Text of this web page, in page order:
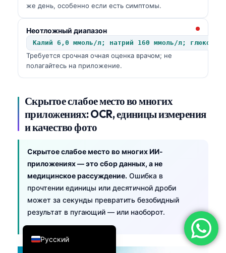
же день, особенно если есть симптомы.
Неотложный диапазон
Калий 6,0 ммоль/л; натрий 160 ммоль/л; глюкоза
Требуется срочная очная оценка врачом; не
полагайтесь на приложение.
Скрытое слабое место во многих
приложениях: OCR, единицы измерения
и качество фото
Скрытое слабое место во многих ИИ-
приложениях — это сбор данных, а не
медицинское рассуждение. Ошибка в
прочтении единицы или десятичной дроби
может за секунды превратить безобидный
результат в пугающий — или наоборот.
Русский
Deutsch
العربية
Français
עִבְרִית
Português
Română
简体中文
Български